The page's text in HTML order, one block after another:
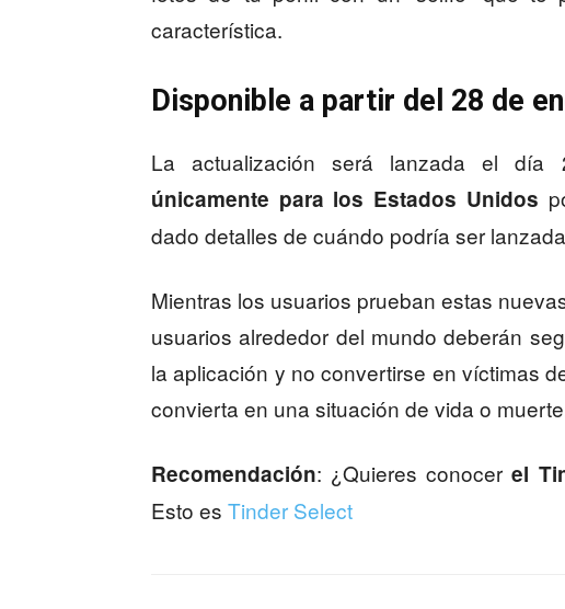
característica.
Disponible a partir del 28 de
La actualización será lanzada el
únicamente para los Estados Unidos
dado detalles de cuándo podría ser
Mientras los usuarios prueban estas
usuarios alrededor del mundo deberán
la aplicación y no convertirse en víctimas
convierta en una situación de vida o
Recomendación: ¿Quieres conocer el
Esto es Tinder Select